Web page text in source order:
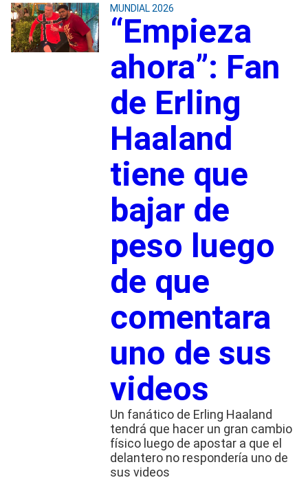
MUNDIAL 2026
“Empieza
ahora”: Fan
de Erling
Haaland
tiene que
bajar de
peso luego
de que
comentara
uno de sus
videos
Un fanático de Erling Haaland
tendrá que hacer un gran cambio
físico luego de apostar a que el
delantero no respondería uno de
sus videos